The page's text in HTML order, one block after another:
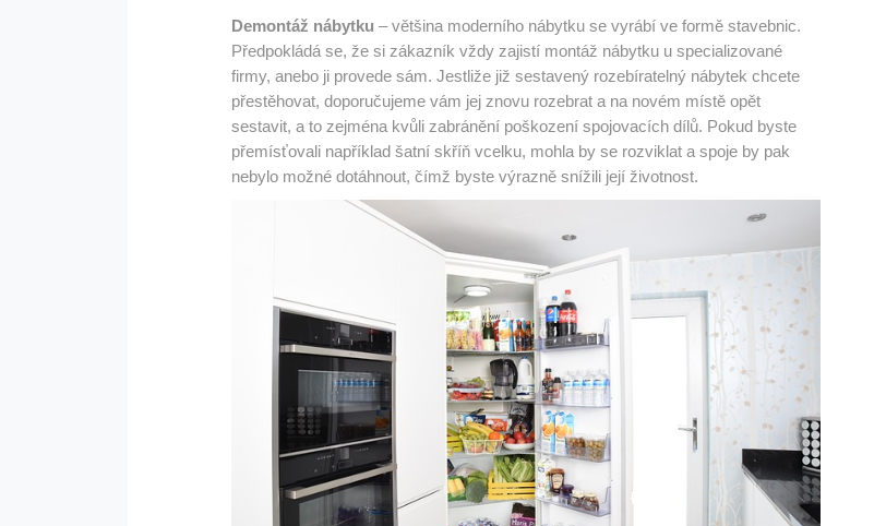
Demontáž nábytku – většina moderního nábytku se vyrábí ve formě stavebnic.
Předpokládá se, že si zákazník vždy zajistí montáž nábytku u specializované
firmy, anebo ji provede sám. Jestliže již sestavený rozebíratelný nábytek chcete
přestěhovat, doporučujeme vám jej znovu rozebrat a na novém místě opět
sestavit, a to zejména kvůli zabránění poškození spojovacích dílů. Pokud byste
přemísťovali například šatní skříň vcelku, mohla by se rozviklat a spoje by pak
nebylo možné dotáhnout, čímž byste výrazně snížili její životnost.